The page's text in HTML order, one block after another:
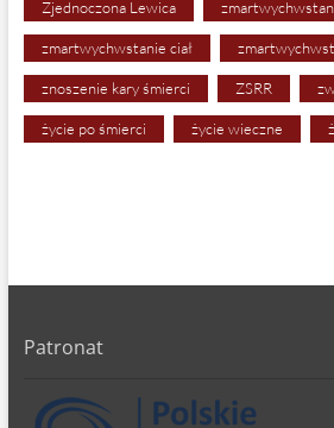
Zjednoczona Lewica
zmartwychwstanie ciał
znoszenie kary śmierci ZSRR
życie po śmierci życie wieczne
Patronat